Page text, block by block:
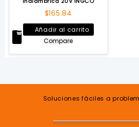
$165.84
Añadir al carrito
Compare
Soluciones fáciles a